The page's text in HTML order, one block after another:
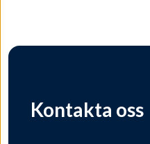
Kontakta oss